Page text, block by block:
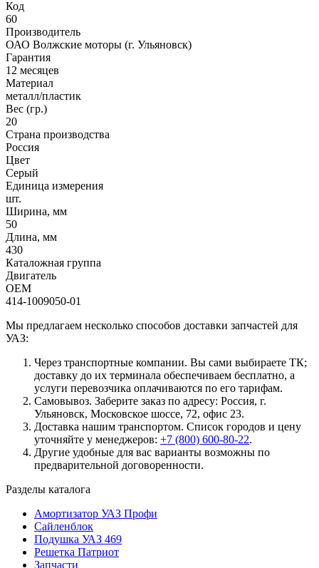
Код
60
Производитель
ОАО Волжские моторы (г. Ульяновск)
Гарантия
12 месяцев
Материал
металл/пластик
Вес (гр.)
20
Страна производства
Россия
Цвет
Серый
Единица измерения
шт.
Ширина, мм
50
Длина, мм
430
Каталожная группа
Двигатель
OEM
414-1009050-01
Мы предлагаем несколько способов доставки запчастей для
УАЗ:
Через транспортные компании. Вы сами выбираете ТК;
доставку до их терминала обеспечиваем бесплатно, а
услуги перевозчика оплачиваются по его тарифам.
Самовывоз. Заберите заказ по адресу: Россия, г.
Ульяновск, Московское шоссе, 72, офис 23.
Доставка нашим транспортом. Список городов и цену
уточняйте у менеджеров: +7 (800) 600-80-22.
Другие удобные для вас варианты возможны по
предварительной договоренности.
Разделы каталога
Амортизатор УАЗ Профи
Сайленблок
Подушка УАЗ 469
Решетка Патриот
Запчасти